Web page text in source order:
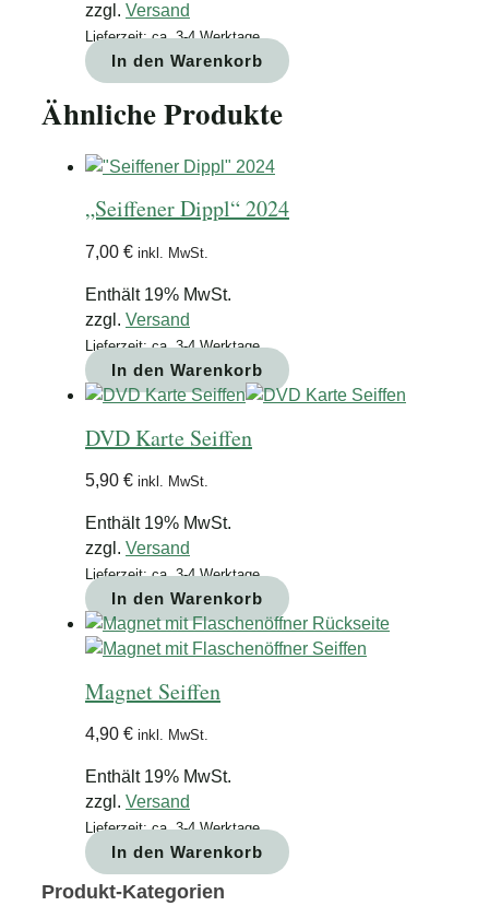
zzgl. Versand
Lieferzeit: ca. 3-4 Werktage
In den Warenkorb
Ähnliche Produkte
„Seiffener Dippl“ 2024
7,00 € inkl. MwSt.
Enthält 19% MwSt.
zzgl. Versand
Lieferzeit: ca. 3-4 Werktage
In den Warenkorb
DVD Karte Seiffen
5,90 € inkl. MwSt.
Enthält 19% MwSt.
zzgl. Versand
Lieferzeit: ca. 3-4 Werktage
In den Warenkorb
Magnet Seiffen
4,90 € inkl. MwSt.
Enthält 19% MwSt.
zzgl. Versand
Lieferzeit: ca. 3-4 Werktage
In den Warenkorb
Produkt-Kategorien